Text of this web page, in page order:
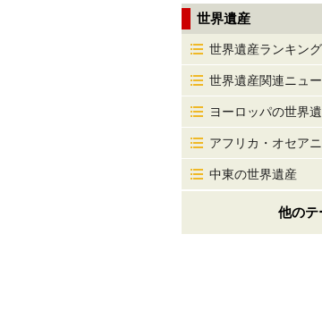
世界遺産
世界遺産ランキング
世界遺産関連ニュ
ヨーロッパの世界
アフリカ・オセア
中東の世界遺産
他のテ